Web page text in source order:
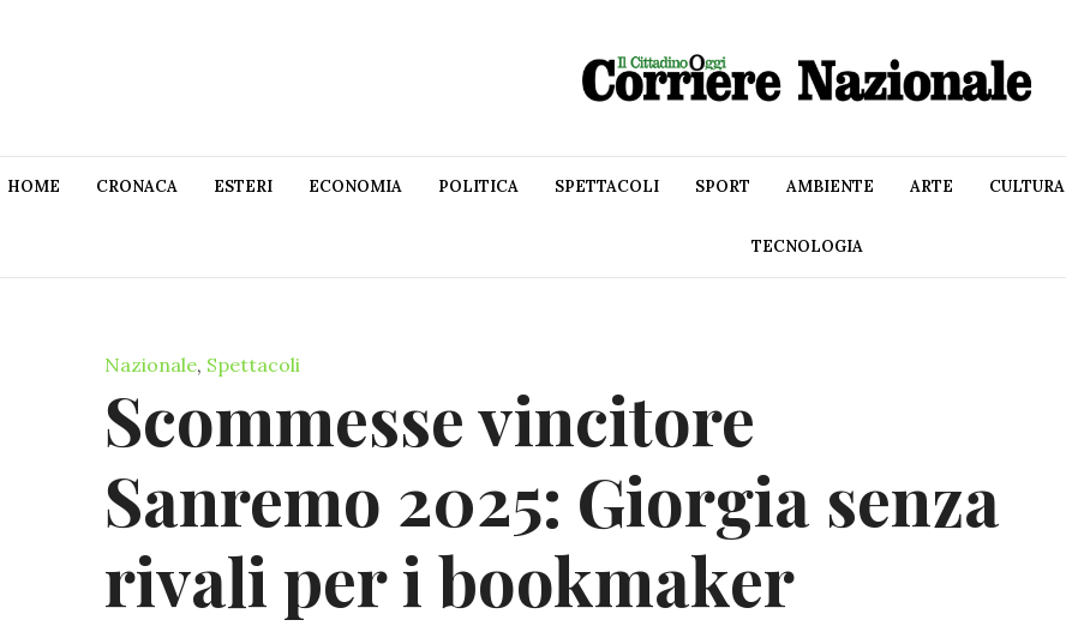
HOME CRONACA ESTERI ECONOMIA POLITICA SPETTACOLI SPORT AMBIENTE ARTE CULTURA
TECNOLOGIA
Nazionale, Spettacoli
Scommesse vincitore
Sanremo 2025: Giorgia senza
rivali per i bookmaker